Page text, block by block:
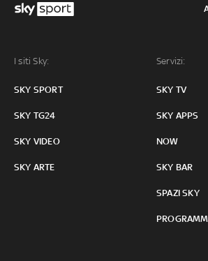
I siti Sky:
SKY SPORT
SKY TG24
SKY VIDEO
SKY ARTE
Servizi:
SKY TV
SKY APPS
NOW
SKY BAR
SPAZI SKY